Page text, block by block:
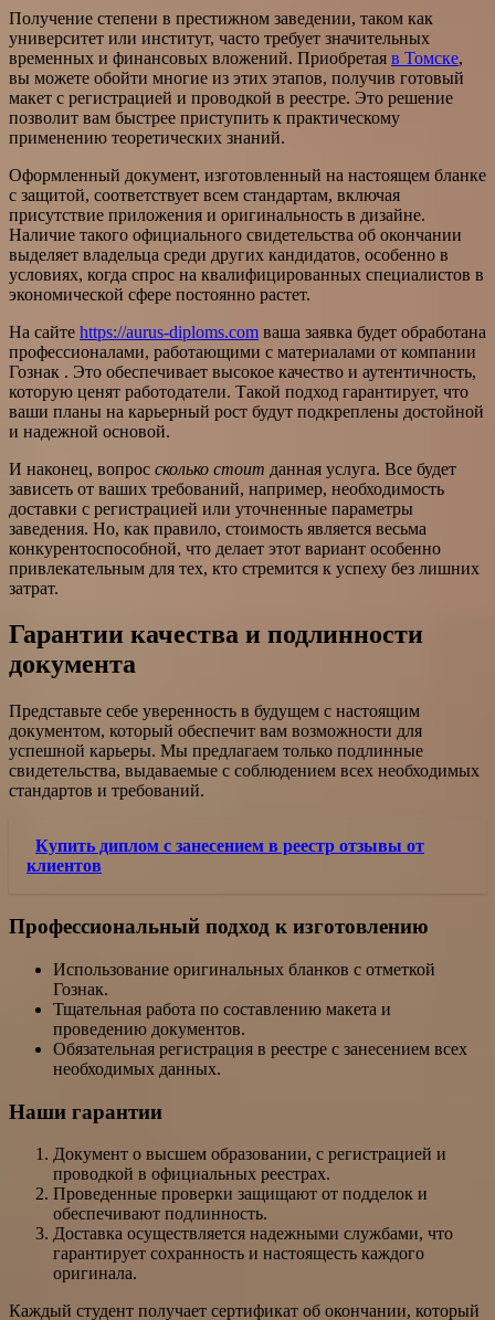
Получение степени в престижном заведении, таком как
университет или институт, часто требует значительных
временных и финансовых вложений. Приобретая в Томске,
вы можете обойти многие из этих этапов, получив готовый
макет с регистрацией и проводкой в реестре. Это решение
позволит вам быстрее приступить к практическому
применению теоретических знаний.
Оформленный документ, изготовленный на настоящем бланке
с защитой, соответствует всем стандартам, включая
присутствие приложения и оригинальность в дизайне.
Наличие такого официального свидетельства об окончании
выделяет владельца среди других кандидатов, особенно в
условиях, когда спрос на квалифицированных специалистов в
экономической сфере постоянно растет.
На сайте https://aurus-diploms.com ваша заявка будет обработана
профессионалами, работающими с материалами от компании
Гознак . Это обеспечивает высокое качество и аутентичность,
которую ценят работодатели. Такой подход гарантирует, что
ваши планы на карьерный рост будут подкреплены достойной
и надежной основой.
И наконец, вопрос сколько стоит данная услуга. Все будет
зависеть от ваших требований, например, необходимость
доставки с регистрацией или уточненные параметры
заведения. Но, как правило, стоимость является весьма
конкурентоспособной, что делает этот вариант особенно
привлекательным для тех, кто стремится к успеху без лишних
затрат.
Гарантии качества и подлинности
документа
Представьте себе уверенность в будущем с настоящим
документом, который обеспечит вам возможности для
успешной карьеры. Мы предлагаем только подлинные
свидетельства, выдаваемые с соблюдением всех необходимых
стандартов и требований.
Купить диплом с занесением в реестр отзывы от
клиентов
Профессиональный подход к изготовлению
Использование оригинальных бланков с отметкой
Гознак.
Тщательная работа по составлению макета и
проведению документов.
Обязательная регистрация в реестре с занесением всех
необходимых данных.
Наши гарантии
Документ о высшем образовании, с регистрацией и
проводкой в официальных реестрах.
Проведенные проверки защищают от подделок и
обеспечивают подлинность.
Доставка осуществляется надежными службами, что
гарантирует сохранность и настоящесть каждого
оригинала.
Каждый студент получает сертификат об окончании, который